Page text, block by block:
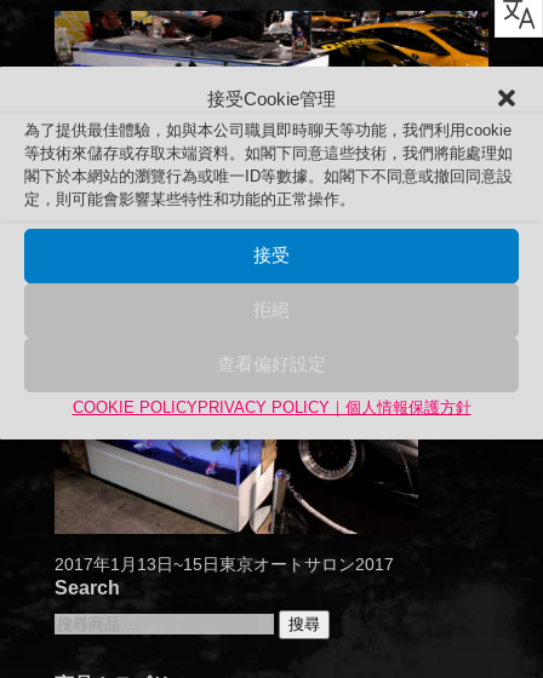
接受Cookie管理
為了提供最佳體驗，如與本公司職員即時聊天等功能，我們利用cookie
等技術來儲存或存取末端資料。如閣下同意這些技術，我們將能處理如
閣下於本網站的瀏覽行為或唯一ID等數據。如閣下不同意或撤回同意設
定，則可能會影響某些特性和功能的正常操作。
接受
拒絕
查看偏好設定
COOKIE POLICYPRIVACY POLICY｜個人情報保護方針
2017年1月13日~15日東京オートサロン2017
Search
搜
搜尋